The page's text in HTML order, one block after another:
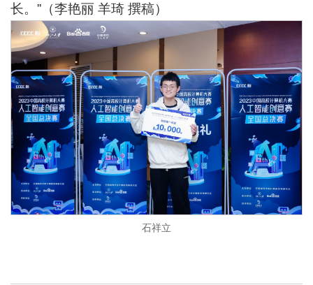
长。”（李艳丽 羊琦 撰稿）
石祥立